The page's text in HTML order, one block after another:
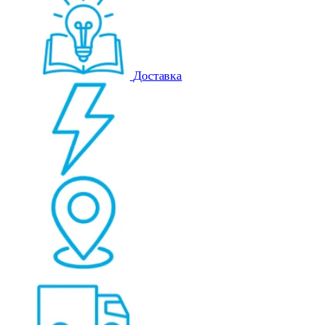
Доставка